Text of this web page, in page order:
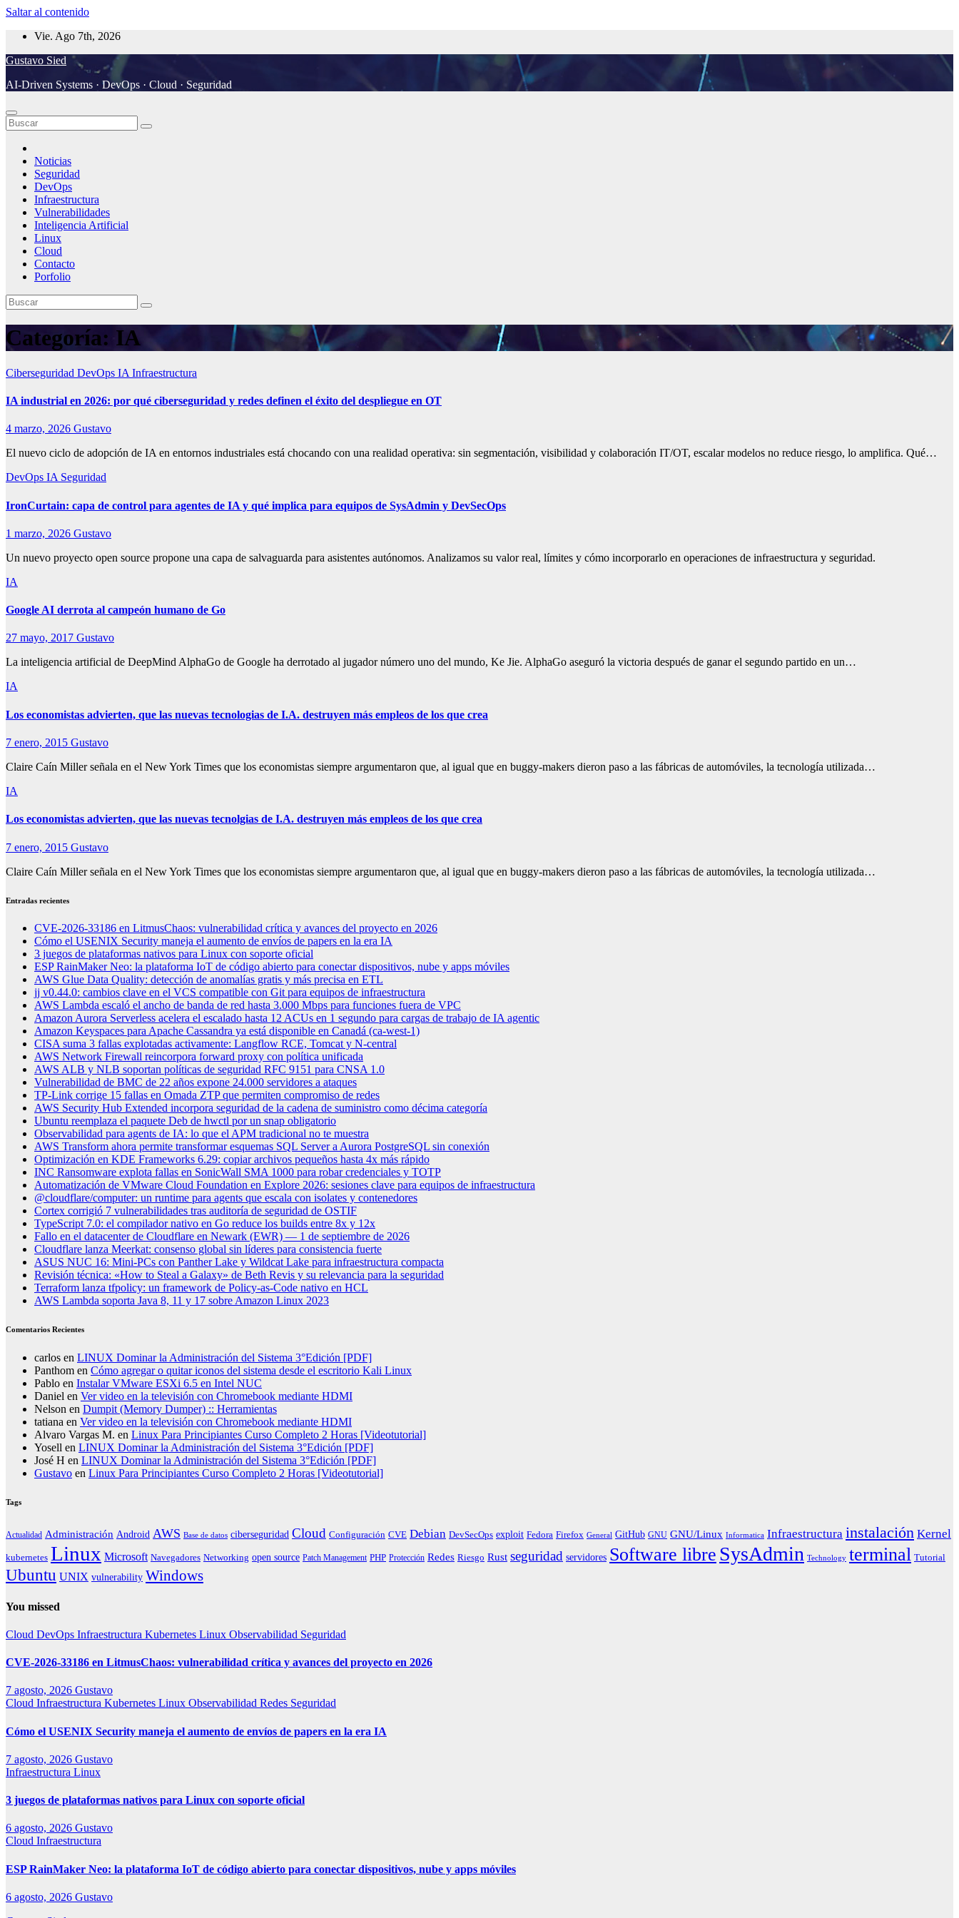
Saltar al contenido
Vie. Ago 7th, 2026
Gustavo Sied
AI-Driven Systems · DevOps · Cloud · Seguridad
Noticias
Seguridad
DevOps
Infraestructura
Vulnerabilidades
Inteligencia Artificial
Linux
Cloud
Contacto
Porfolio
Categoría: IA
Ciberseguridad DevOps IA Infraestructura
IA industrial en 2026: por qué ciberseguridad y redes definen el éxito del despliegue en OT
4 marzo, 2026 Gustavo
El nuevo ciclo de adopción de IA en entornos industriales está chocando con una realidad operativa: sin segmentación, visibilidad y colaboración IT/OT, escalar modelos no reduce riesgo, lo amplifica. Qué…
DevOps IA Seguridad
IronCurtain: capa de control para agentes de IA y qué implica para equipos de SysAdmin y DevSecOps
1 marzo, 2026 Gustavo
Un nuevo proyecto open source propone una capa de salvaguarda para asistentes autónomos. Analizamos su valor real, límites y cómo incorporarlo en operaciones de infraestructura y seguridad.
IA
Google AI derrota al campeón humano de Go
27 mayo, 2017 Gustavo
La inteligencia artificial de DeepMind AlphaGo de Google ha derrotado al jugador número uno del mundo, Ke Jie. AlphaGo aseguró la victoria después de ganar el segundo partido en un…
IA
Los economistas advierten, que las nuevas tecnologias de I.A. destruyen más empleos de los que crea
7 enero, 2015 Gustavo
Claire Caín Miller señala en el New York Times que los economistas siempre argumentaron que, al igual que en buggy-makers dieron paso a las fábricas de automóviles, la tecnología utilizada…
IA
Los economistas advierten, que las nuevas tecnolgias de I.A. destruyen más empleos de los que crea
7 enero, 2015 Gustavo
Claire Caín Miller señala en el New York Times que los economistas siempre argumentaron que, al igual que en buggy-makers dieron paso a las fábricas de automóviles, la tecnología utilizada…
Entradas recientes
CVE-2026-33186 en LitmusChaos: vulnerabilidad crítica y avances del proyecto en 2026
Cómo el USENIX Security maneja el aumento de envíos de papers en la era IA
3 juegos de plataformas nativos para Linux con soporte oficial
ESP RainMaker Neo: la plataforma IoT de código abierto para conectar dispositivos, nube y apps móviles
AWS Glue Data Quality: detección de anomalías gratis y más precisa en ETL
jj v0.44.0: cambios clave en el VCS compatible con Git para equipos de infraestructura
AWS Lambda escaló el ancho de banda de red hasta 3.000 Mbps para funciones fuera de VPC
Amazon Aurora Serverless acelera el escalado hasta 12 ACUs en 1 segundo para cargas de trabajo de IA agentic
Amazon Keyspaces para Apache Cassandra ya está disponible en Canadá (ca-west-1)
CISA suma 3 fallas explotadas activamente: Langflow RCE, Tomcat y N-central
AWS Network Firewall reincorpora forward proxy con política unificada
AWS ALB y NLB soportan políticas de seguridad RFC 9151 para CNSA 1.0
Vulnerabilidad de BMC de 22 años expone 24.000 servidores a ataques
TP-Link corrige 15 fallas en Omada ZTP que permiten compromiso de redes
AWS Security Hub Extended incorpora seguridad de la cadena de suministro como décima categoría
Ubuntu reemplaza el paquete Deb de hwctl por un snap obligatorio
Observabilidad para agents de IA: lo que el APM tradicional no te muestra
AWS Transform ahora permite transformar esquemas SQL Server a Aurora PostgreSQL sin conexión
Optimización en KDE Frameworks 6.29: copiar archivos pequeños hasta 4x más rápido
INC Ransomware explota fallas en SonicWall SMA 1000 para robar credenciales y TOTP
Automatización de VMware Cloud Foundation en Explore 2026: sesiones clave para equipos de infraestructura
@cloudflare/computer: un runtime para agents que escala con isolates y contenedores
Cortex corrigió 7 vulnerabilidades tras auditoría de seguridad de OSTIF
TypeScript 7.0: el compilador nativo en Go reduce los builds entre 8x y 12x
Fallo en el datacenter de Cloudflare en Newark (EWR) — 1 de septiembre de 2026
Cloudflare lanza Meerkat: consenso global sin líderes para consistencia fuerte
ASUS NUC 16: Mini-PCs con Panther Lake y Wildcat Lake para infraestructura compacta
Revisión técnica: «How to Steal a Galaxy» de Beth Revis y su relevancia para la seguridad
Terraform lanza tfpolicy: un framework de Policy-as-Code nativo en HCL
AWS Lambda soporta Java 8, 11 y 17 sobre Amazon Linux 2023
Comentarios Recientes
carlos en LINUX Dominar la Administración del Sistema 3°Edición [PDF]
Panthom en Cómo agregar o quitar iconos del sistema desde el escritorio Kali Linux
Pablo en Instalar VMware ESXi 6.5 en Intel NUC
Daniel en Ver video en la televisión con Chromebook mediante HDMI
Nelson en Dumpit (Memory Dumper) :: Herramientas
tatiana en Ver video en la televisión con Chromebook mediante HDMI
Alvaro Vargas M. en Linux Para Principiantes Curso Completo 2 Horas [Videotutorial]
Yosell en LINUX Dominar la Administración del Sistema 3°Edición [PDF]
José H en LINUX Dominar la Administración del Sistema 3°Edición [PDF]
Gustavo en Linux Para Principiantes Curso Completo 2 Horas [Videotutorial]
Tags
Actualidad Administración Android AWS Base de datos ciberseguridad Cloud Configuración CVE Debian DevSecOps exploit Fedora Firefox General GitHub GNU GNU/Linux Informatica Infraestructura instalación Kernel
kubernetes Linux Microsoft Navegadores Networking open source Patch Management PHP Protección Redes Riesgo Rust seguridad servidores Software libre SysAdmin Technology terminal Tutorial
Ubuntu UNIX vulnerability Windows
You missed
Cloud DevOps Infraestructura Kubernetes Linux Observabilidad Seguridad
CVE-2026-33186 en LitmusChaos: vulnerabilidad crítica y avances del proyecto en 2026
7 agosto, 2026 Gustavo
Cloud Infraestructura Kubernetes Linux Observabilidad Redes Seguridad
Cómo el USENIX Security maneja el aumento de envíos de papers en la era IA
7 agosto, 2026 Gustavo
Infraestructura Linux
3 juegos de plataformas nativos para Linux con soporte oficial
6 agosto, 2026 Gustavo
Cloud Infraestructura
ESP RainMaker Neo: la plataforma IoT de código abierto para conectar dispositivos, nube y apps móviles
6 agosto, 2026 Gustavo